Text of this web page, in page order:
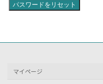
パスワードをリセット
マイページ